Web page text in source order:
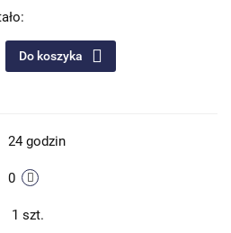
Do koszyka
24 godzin
0
1 szt.